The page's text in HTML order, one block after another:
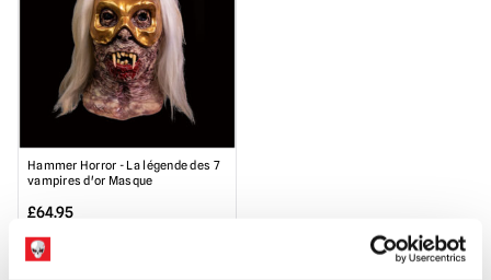
Hammer Horror - La légende des 7
vampires d'or Masque
£64.95
AJOUTER AU PANIER